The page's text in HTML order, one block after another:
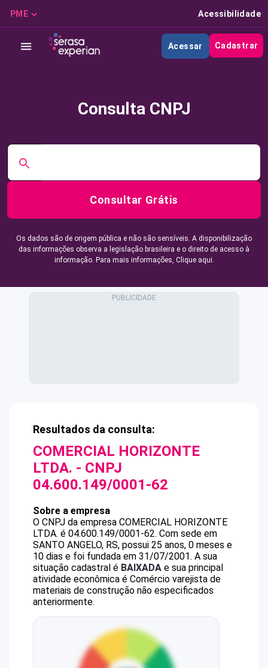
PME Acessibilidade
Acessar Cadastrar
Consulta CNPJ
Consultar Grátis
Os dados são de origem pública e não são sensíveis. A disponibilização
das informações observa a legislação brasileira e o direito de acesso à
informação. Para mais informações, Clique aqui.
Resultados da consulta:
COMERCIAL HORIZONTE
LTDA. - CNPJ
04.600.149/0001-62
Sobre a empresa
O CNPJ da empresa COMERCIAL HORIZONTE
LTDA. é 04.600.149/0001-62. Com sede em
SANTO ANGELO, RS, possui 25 anos, 0 meses e
10 dias e foi fundada em 31/07/2001. A sua
situação cadastral é BAIXADA e sua principal
atividade econômica é Comércio varejista de
materiais de construção não especificados
anteriormente.